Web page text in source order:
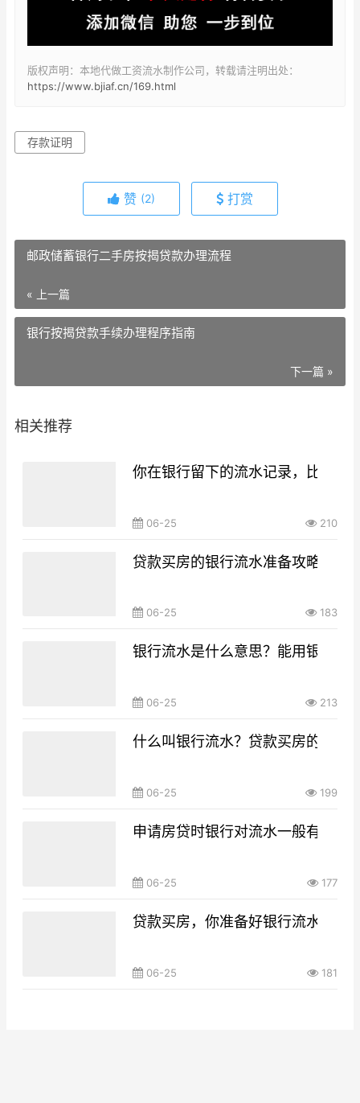
版权声明：本地代做工资流水制作公司，转载请注明出处：
https://www.bjiaf.cn/169.html
存款证明
赞 (2) 打赏
邮政储蓄银行二手房按揭贷款办理流程
« 上一篇
银行按揭贷款手续办理程序指南
下一篇 »
相关推荐
你在银行留下的流水记录，比你想
06-25 210
贷款买房的银行流水准备攻略，你
06-25 183
银行流水是什么意思？能用银行流
06-25 213
什么叫银行流水？贷款买房的银行
06-25 199
申请房贷时银行对流水一般有什么
06-25 177
贷款买房，你准备好银行流水了吗
06-25 181